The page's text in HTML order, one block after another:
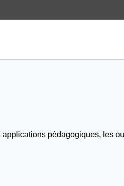
pédagogiques, les